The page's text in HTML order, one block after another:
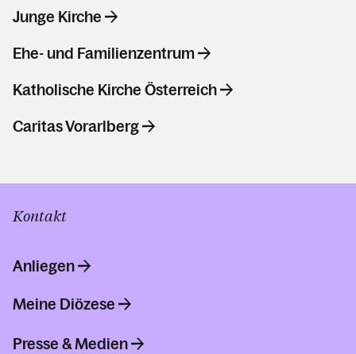
Junge Kirche
Ehe- und Familienzentrum
Katholische Kirche Österreich
Caritas Vorarlberg
Kontakt
Anliegen
Meine Diözese
Presse & Medien